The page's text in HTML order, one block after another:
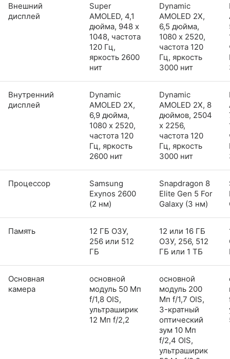
Внешний
дисплей
Super
AMOLED, 4,1
дюйма, 948 x
1048, частота
120 Гц,
яркость 2600
нит
Dynamic
AMOLED 2X,
6,5 дюйма,
1080 x 2520,
частота 120
Гц, яркость
3000 нит
Внутренний
дисплей
Dynamic
AMOLED 2X,
6,9 дюйма,
1080 x 2520,
частота 120
Гц, яркость
2600 нит
Dynamic
AMOLED 2X, 8
дюймов, 2504
x 2256,
частота 120
Гц, яркость
3000 нит
Процессор
Samsung
Exynos 2600
(2 нм)
Snapdragon 8
Elite Gen 5 For
Galaxy (3 нм)
Память
12 ГБ ОЗУ,
256 или 512
ГБ
12 или 16 ГБ
ОЗУ, 256, 512
ГБ или 1 ТБ
Основная
камера
основной
модуль 50 Мп
f/1,8 OIS,
ультраширик
12 Мп f/2,2
основной
модуль 200
Мп f/1,7 OIS,
3-кратный
оптический
зум 10 Мп
f/2,4 OIS,
ультраширик